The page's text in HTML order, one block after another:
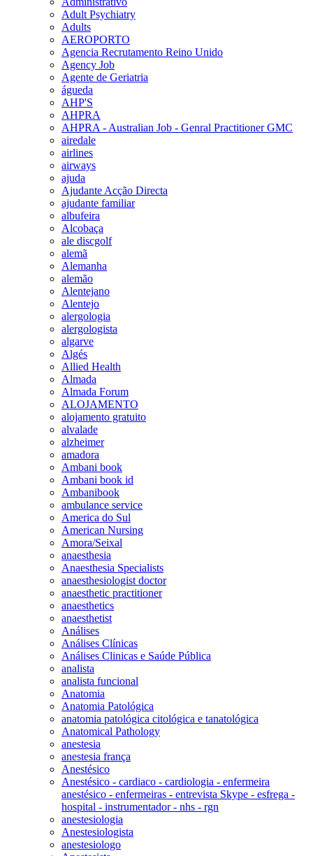
Adult Psychiatry
Adults
AEROPORTO
Agencia Recrutamento Reino Unido
Agency Job
Agente de Geriatria
águeda
AHP'S
AHPRA
AHPRA - Australian Job - Genral Practitioner GMC
airedale
airlines
airways
ajuda
Ajudante Acção Directa
ajudante familiar
albufeira
Alcobaça
ale discgolf
alemã
Alemanha
alemão
Alentejano
Alentejo
alergologia
alergologista
algarve
Algés
Allied Health
Almada
Almada Forum
ALOJAMENTO
alojamento gratuito
alvalade
alzheimer
amadora
Ambani book
Ambani book id
Ambanibook
ambulance service
America do Sul
American Nursing
Amora/Seixal
anaesthesia
Anaesthesia Specialists
anaesthesiologist doctor
anaesthetic practitioner
anaesthetics
anaesthetist
Análises
Análises Clínicas
Análises Clinicas e Saúde Pública
analista
analista funcional
Anatomia
Anatomia Patológica
anatomia patológica citológica e tanatológica
Anatomical Pathology
anestesia
anestesia frança
Anestésico
Anestésico - cardiaco - cardiologia - enfermeira
anestésico - enfermeiras - entrevista Skype - esfrega -
hospital - instrumentador - nhs - rgn
anestesiologia
Anestesiologista
anestesiologo